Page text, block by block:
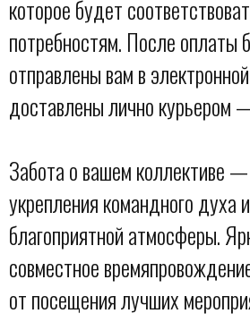
которое будет
потребностям. После оплаты
отправлены вам в
доставлены лично курьером
Забота о вашем коллективе —
укрепления командного духа
благоприятной атмосферы.
совместное
от посещения лучших